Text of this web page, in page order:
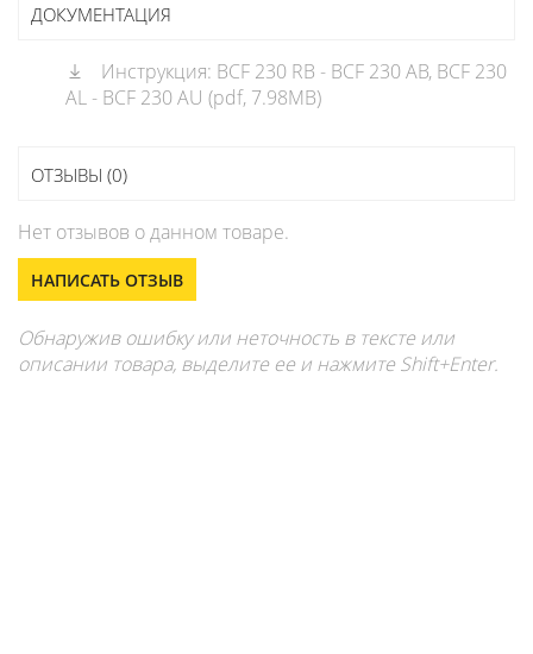
ДОКУМЕНТАЦИЯ
Инструкция: BCF 230 RB - BCF 230 AB, BCF 230
AL - BCF 230 AU (pdf, 7.98MB)
ОТЗЫВЫ (0)
Нет отзывов о данном товаре.
НАПИСАТЬ ОТЗЫВ
Обнаружив ошибку или неточность в тексте или
описании товара, выделите ее и нажмите Shift+Enter.